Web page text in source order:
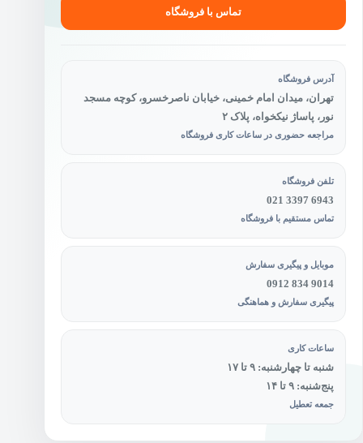
تماس با فروشگاه
آدرس فروشگاه
تهران، میدان امام خمینی، خیابان ناصرخسرو، کوچه مسجد
نور، پاساژ نیکخواه، پلاک ۲
مراجعه حضوری در ساعات کاری فروشگاه
تلفن فروشگاه
021 3397 6943
تماس مستقیم با فروشگاه
موبایل و پیگیری سفارش
0912 834 9014
پیگیری سفارش و هماهنگی
ساعات کاری
شنبه تا چهارشنبه: ۹ تا ۱۷
پنج‌شنبه: ۹ تا ۱۴
جمعه تعطیل